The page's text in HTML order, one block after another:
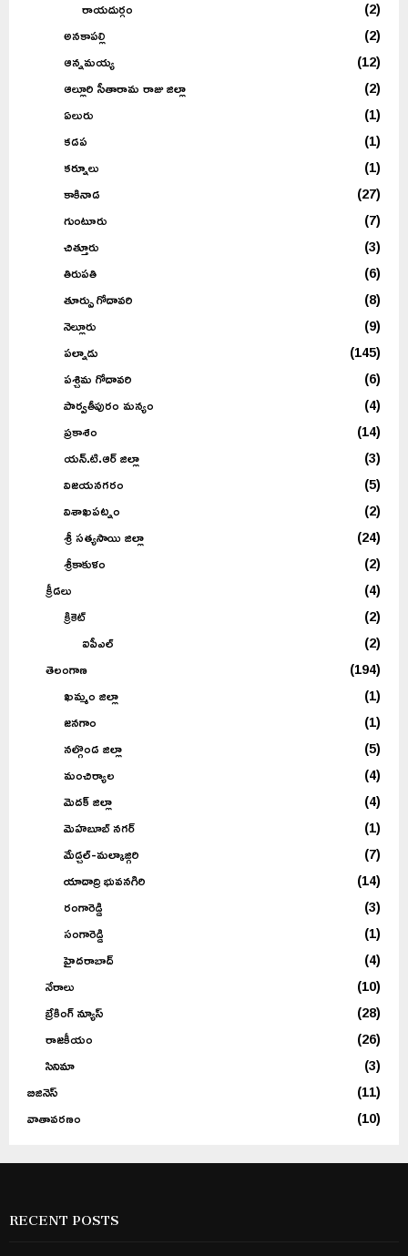
రాయదుర్గం
(2)
అనకాపల్లి
(2)
ఆన్నమయ్య
(12)
ఆల్లూరి సీతారామ రాజు జిల్లా
(2)
ఏలురు
(1)
కడప
(1)
కర్నూలు
(1)
కాకినాడ
(27)
గుంటూరు
(7)
చిత్తూరు
(3)
తిరుపతి
(6)
తూర్పు గోదావరి
(8)
నెల్లూరు
(9)
పల్నాడు
(145)
పశ్చిమ గోదావరి
(6)
పార్వతీపురం మన్యం
(4)
ప్రకాశం
(14)
యన్.టి.ఆర్ జిల్లా
(3)
విజయనగరం
(5)
విశాఖపట్నం
(2)
శ్రీ సత్యసాయి జిల్లా
(24)
శ్రీకాకుళం
(2)
క్రీడలు
(4)
క్రికెట్
(2)
ఐపీఎల్
(2)
తెలంగాణ
(194)
ఖమ్మం జిల్లా
(1)
జనగాం
(1)
నల్గొండ జిల్లా
(5)
మంచిర్యాల
(4)
మెదక్ జిల్లా
(4)
మెహబూబ్ నగర్
(1)
మేడ్చల్-మల్కాజ్గిరి
(7)
యాదాద్రి భువనగిరి
(14)
రంగారెడ్డి
(3)
సంగారెడ్డి
(1)
హైదరాబాద్
(4)
నేరాలు
(10)
బ్రేకింగ్ న్యూస్
(28)
రాజకీయం
(26)
సినిమా
(3)
బిజినెస్
(11)
వాతావరణం
(10)
RECENT POSTS